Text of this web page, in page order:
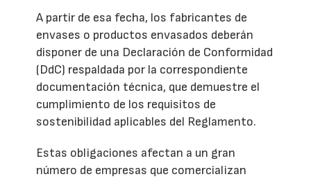
A partir de esa fecha, los fabricantes de
envases o productos envasados deberán
disponer de una Declaración de Conformidad
(DdC) respaldada por la correspondiente
documentación técnica, que demuestre el
cumplimiento de los requisitos de
sostenibilidad aplicables del Reglamento.
Estas obligaciones afectan a un gran
número de empresas que comercializan